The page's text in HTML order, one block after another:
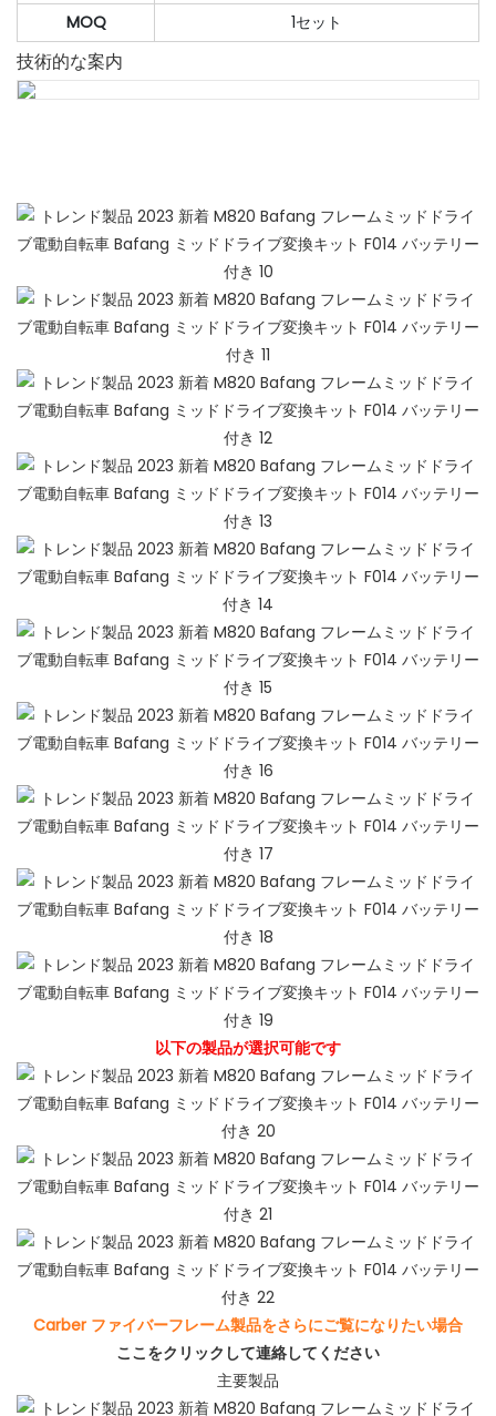
MOQ 1セット
技術的な案内
以下の製品が選択可能です
Carber ファイバーフレーム製品をさらにご覧になりたい場合
ここをクリックして連絡してください
主要製品